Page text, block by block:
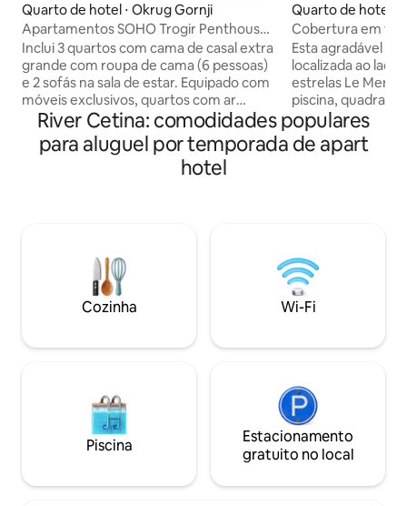
Quarto de hotel ⋅ Okrug Gornji
Apartamentos SOHO Trogir Penthouse
Apartamento apt. 7
Inclui 3 quartos com cama de casal extra
grande com roupa de cama (6 pessoas)
e 2 sofás na sala de estar. Equipado com
móveis exclusivos, quartos com ar
condicionado, TVs de tela plana em
todos os quartos com programas
nacionais e internacionais. Cozinha
totalmente equipada com
chaleira. Terraço extremamente
espaçoso, mobiliário moderno e grades
de vidro, a vista panorâmica mais
deslumbrante.
Quarto de hotel ⋅
Cobertura em
Esta agradável
localizada ao
estrelas Le
piscina, quadra
um grande
desfrutar de
o mar ou
Restaurante no
estacionamento
privativa -
River Cetina: comodidades populares
para aluguel por temporada de apart
hotel
Cozinha Wi-Fi
Piscina
Estacionamento
gratuito no local